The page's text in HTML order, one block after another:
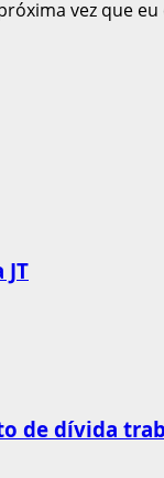
vez que
de dívida